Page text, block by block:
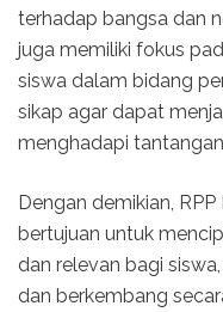
terhadap bangsa dan
juga memiliki fokus
siswa dalam bidang
sikap agar dapat
menghadapi
Dengan demikian,
bertujuan untuk
dan relevan bagi
dan berkembang